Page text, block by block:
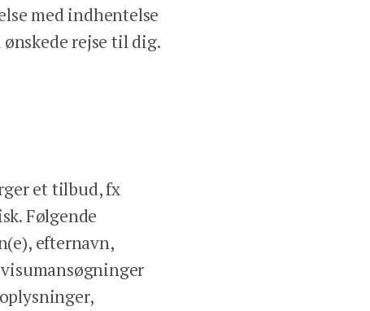
med indhentelse
rejse til dig.
et tilbud, fx
Følgende
efternavn,